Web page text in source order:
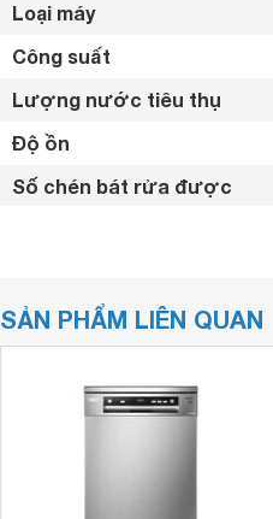
Loại máy
Công suất
Lượng nước tiêu thụ
Độ ồn
Số chén bát rửa được
Tính năng an toàn
Kích thước
SẢN PHẨM LIÊN QUAN